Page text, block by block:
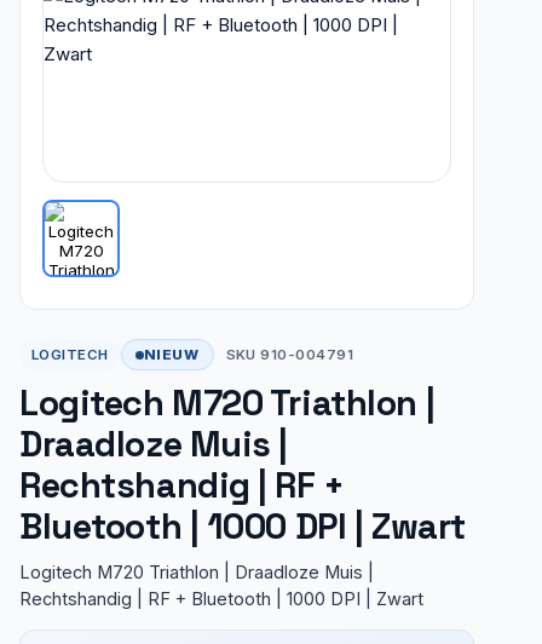
LOGITECH NIEUW SKU 910-004791
Logitech M720 Triathlon |
Draadloze Muis |
Rechtshandig | RF +
Bluetooth | 1000 DPI | Zwart
Logitech M720 Triathlon | Draadloze Muis |
Rechtshandig | RF + Bluetooth | 1000 DPI | Zwart